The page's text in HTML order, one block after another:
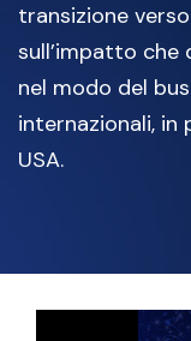
transizione
sull’impatto che
nel modo del
internazionali,
USA.